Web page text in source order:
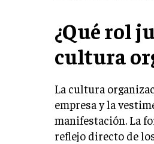
¿Qué rol
cultura
La cultura
empresa y la
manifestación. La
reflejo directo de